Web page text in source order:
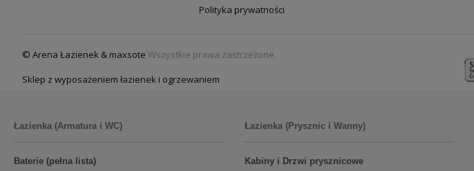
Polityka prywatności
© Arena Łazienek & maxsote Wszystkie prawa zastrzeżone.
Sklep z wyposażeniem łazienek i ogrzewaniem
Łazienka (Armatura i WC)
Baterie (pełna lista)
Łazienka (Prysznic i Wanny)
Kabiny i Drzwi prysznicowe